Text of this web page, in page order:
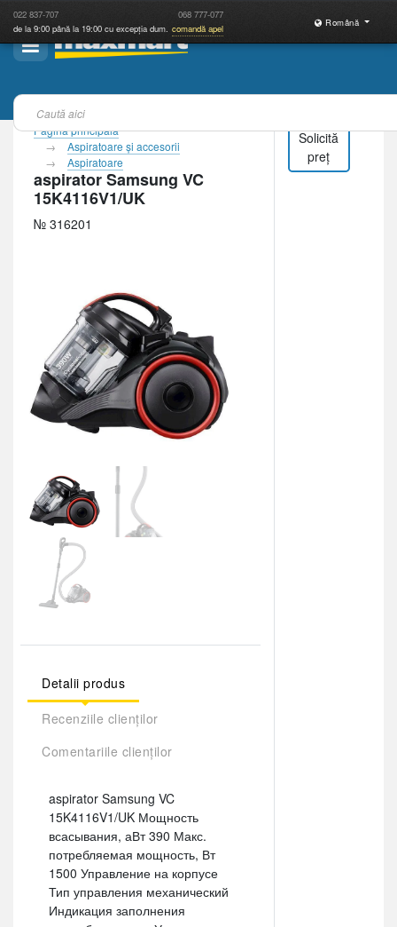
022 837-707 068 777-077
de la 9:00 până la 19:00 cu excepția dum. comandă apel
Română
Pagina principală
Aspiratoare şi accesorii
Aspiratoare
aspirator Samsung VC
15K4116V1/UK
№ 316201
Detalii produs
Recenziile clienților
Comentariile clienților
aspirator Samsung VC
15K4116V1/UK Мощность
всасывания, аВт 390 Макс.
потребляемая мощность, Вт
1500 Управление на корпусе
Тип управления механический
Индикация заполнения
Solicită
preț